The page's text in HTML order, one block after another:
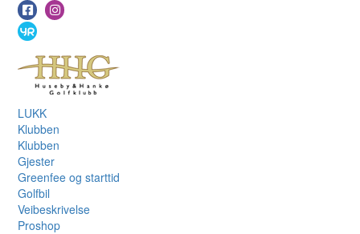
LUKK
Klubben
Klubben
Gjester
Greenfee og starttid
Golfbil
Veibeskrivelse
Proshop